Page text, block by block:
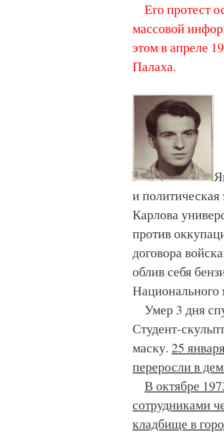
Его протест
массовой
этом в апреле
Палаха.
и
Карлова
против
договора
облив себя
Национального
Умер 3 дня
Студент-
маску. 25
переросли в
В октябре
сотрудниками
кладбище в